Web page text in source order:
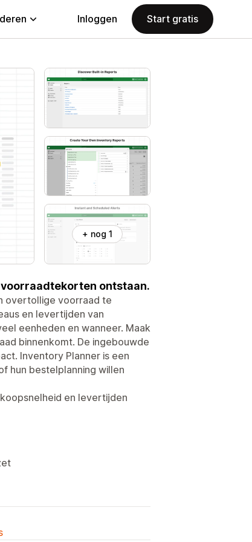
Inloggen Start gratis
+ nog 1
ontstaan.
overtollige voorraad te
en levertijden van
eenheden en wanneer. Maak
binnenkomt. De ingebouwde
Inventory Planner is een
hun bestelplanning willen
en levertijden